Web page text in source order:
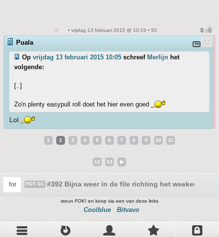
• vrijdag 13 februari 2015 @ 10:19 • 50
Puala
Op vrijdag 13 februari 2015 10:05 schreef Merlijn het
volgende:
[..]
Zo'n plenty easypull roll doet het hier even goed
Lol
1 2 3 4 5 6 7 8 9 10 11
12 13
fot FOT SC #392 Bijna weer in de file richting het weekend!
steun FOK! en koop via een van deze links
Coolblue Bitvavo